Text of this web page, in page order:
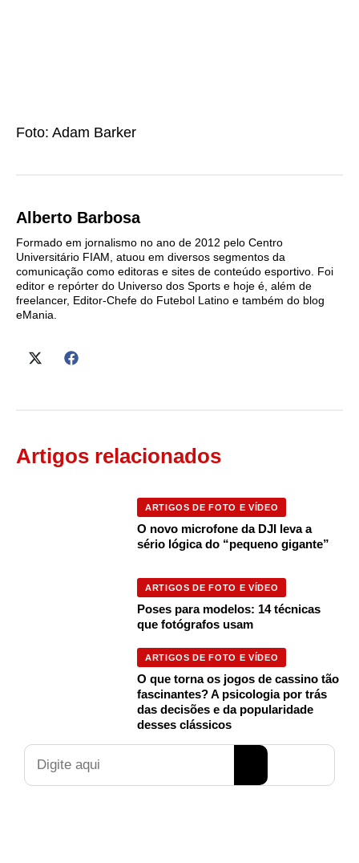
Foto: Adam Barker
Alberto Barbosa
Formado em jornalismo no ano de 2012 pelo Centro
Universitário FIAM, atuou em diversos segmentos da
comunicação como editoras e sites de conteúdo esportivo. Foi
editor e repórter do Universo dos Sports e hoje é, além de
freelancer, Editor-Chefe do Futebol Latino e também do blog
eMania.
Artigos relacionados
ARTIGOS DE FOTO E VÍDEO
O novo microfone da DJI leva a
sério lógica do “pequeno gigante”
ARTIGOS DE FOTO E VÍDEO
Poses para modelos: 14 técnicas
que fotógrafos usam
ARTIGOS DE FOTO E VÍDEO
O que torna os jogos de cassino tão
fascinantes? A psicologia por trás
das decisões e da popularidade
desses clássicos
Pesquisar